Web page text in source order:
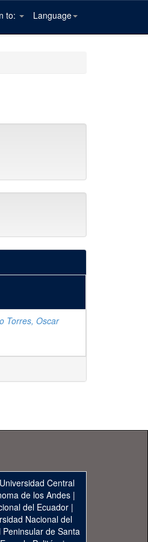
Language
to:
Torres, Oscar
Universidad Central
de los Andes|
del Ecuador|
Nacional del
de Santa